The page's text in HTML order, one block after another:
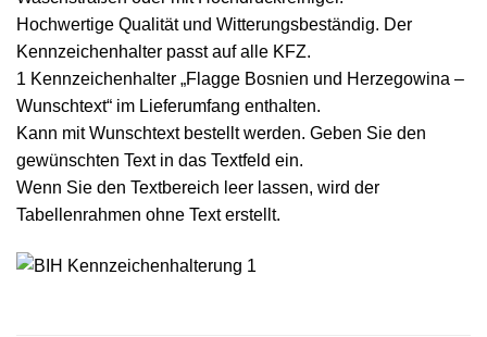
Hochwertige Qualität und Witterungsbeständig. Der
Kennzeichenhalter passt auf alle KFZ.
1 Kennzeichenhalter „Flagge Bosnien und Herzegowina –
Wunschtext“ im Lieferumfang enthalten.
Kann mit Wunschtext bestellt werden. Geben Sie den
gewünschten Text in das Textfeld ein.
Wenn Sie den Textbereich leer lassen, wird der
Tabellenrahmen ohne Text erstellt.